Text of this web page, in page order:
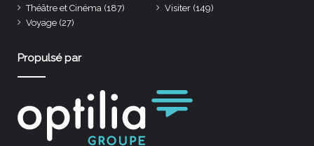
Théâtre et Cinéma (187) Visiter (149)
Voyage (27)
Propulsé par